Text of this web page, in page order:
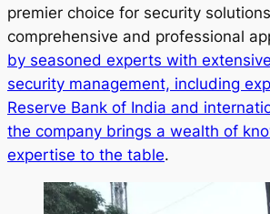
premier choice for security
comprehensive and professional
by seasoned experts with
security management, including
Reserve Bank of India and
the company brings a wealth of
expertise to the table.